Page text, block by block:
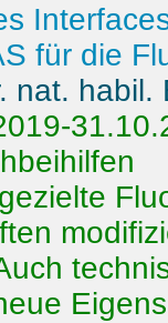
für die
nat.